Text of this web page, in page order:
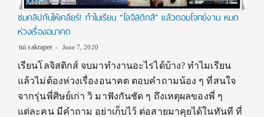
ชมคลิปกันให้เคลียร์! ทำไมเรียน “โลจิสติกส์” แล้วตอบโจทย์งาน หมด
ห่วงเรื่องอนาคต
tui sakrapee June 7, 2020
เรียนโลจิสติกส์ จบมาทำงานอะไรได้บ้าง? ทำไมเรียน
แล้วไม่ต้องห่วงเรื่องอนาคต ตอบคำถามน้อง ๆ ที่สนใจ
จากรุ่นพี่ศิษย์เก่า วิ มาฟังกันชัด ๆ ถึงเหตุผลของพี่ ๆ
แต่ละคน มีคำถาม อย่าเก็บไว้ ต่อสายมาคุยได้ในทันที ที่